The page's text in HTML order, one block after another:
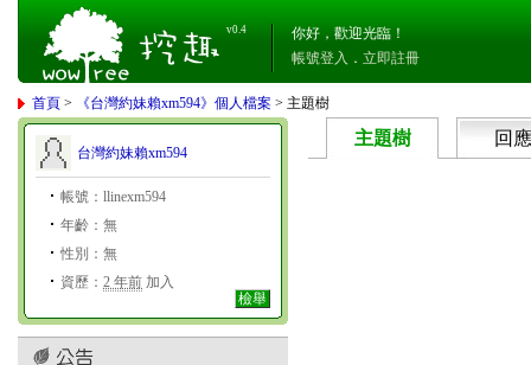
v0.4
你好，歡迎光臨！
帳號登入 ． 立即註冊
首頁 > 《台灣約妹賴xm594》個人檔案 > 主題樹
台灣約妹賴xm594
帳號：llinexm594
年齡：無
性別：無
資歷： 2 年前 加入
檢舉
主題樹 回應